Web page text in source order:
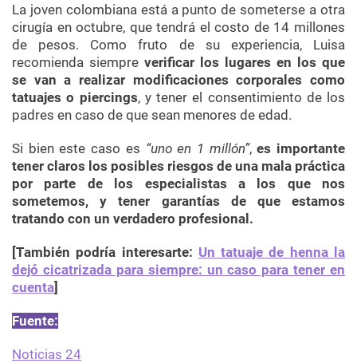
La joven colombiana está a punto de someterse a otra
cirugía en octubre, que tendrá el costo de 14 millones
de pesos. Como fruto de su experiencia, Luisa
recomienda siempre verificar los lugares en los que
se van a realizar modificaciones corporales como
tatuajes o piercings, y tener el consentimiento de los
padres en caso de que sean menores de edad.
Si bien este caso es “uno en 1 millón”,es importante
tener claros los posibles riesgos de una mala práctica
por parte de los especialistas a los que nos
sometemos, y tener garantías de que estamos
tratando con un verdadero profesional.
[También podría interesarte: Un tatuaje de henna la
dejó cicatrizada para siempre: un caso para tener en
cuenta]
Fuente:
Noticias 24